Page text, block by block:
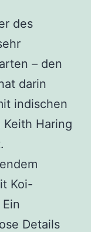
des
– den
darin
indischen
Haring
Koi-
Details